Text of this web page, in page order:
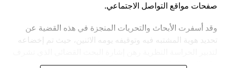
صفحات مواقع التواصل الاجتماعي.
وقد أسفرت الأبحاث والتحريات المنجزة في هذه القضية عن
تحديد هوية المشتبه فيه وتوقيفه يومه الاثنين، حيث تم إخضاعه
عليه النيابة العامة المختصة، وذلك للكشف عن جميع ظروف